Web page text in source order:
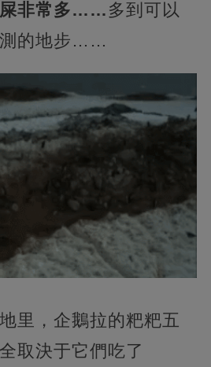
屎非常多……多到可以
測的地步……
里，企鵝拉的粑粑五
取決于它們吃了